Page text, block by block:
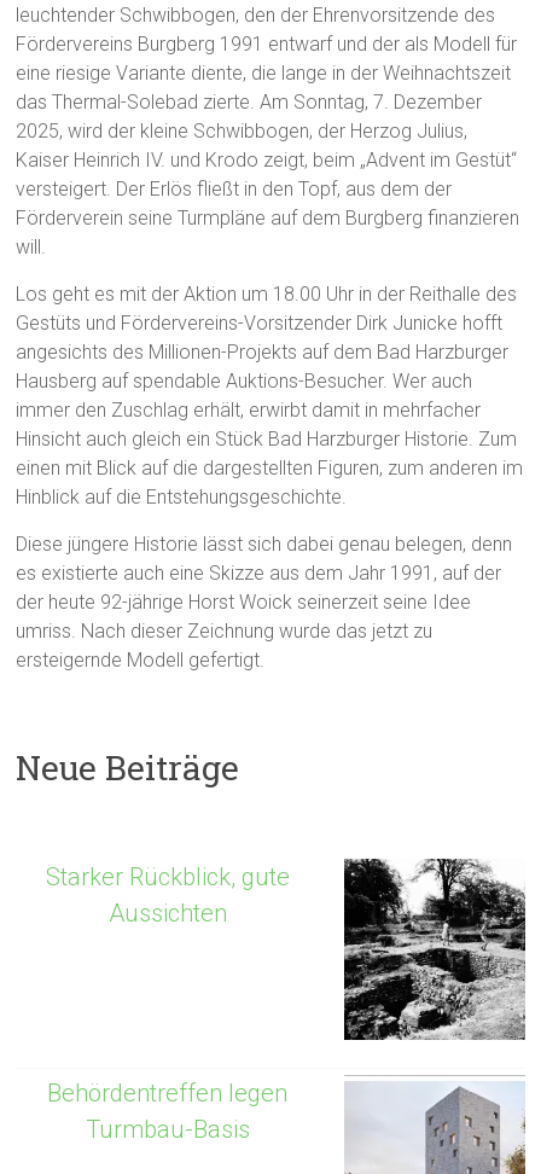
leuchtender Schwibbogen, den der Ehrenvorsitzende des
Fördervereins Burgberg 1991 entwarf und der als Modell für
eine riesige Variante diente, die lange in der Weihnachtszeit
das Thermal-Solebad zierte. Am Sonntag, 7. Dezember
2025, wird der kleine Schwibbogen, der Herzog Julius,
Kaiser Heinrich IV. und Krodo zeigt, beim „Advent im Gestüt“
versteigert. Der Erlös fließt in den Topf, aus dem der
Förderverein seine Turmpläne auf dem Burgberg finanzieren
will.
Los geht es mit der Aktion um 18.00 Uhr in der Reithalle des
Gestüts und Fördervereins-Vorsitzender Dirk Junicke hofft
angesichts des Millionen-Projekts auf dem Bad Harzburger
Hausberg auf spendable Auktions-Besucher. Wer auch
immer den Zuschlag erhält, erwirbt damit in mehrfacher
Hinsicht auch gleich ein Stück Bad Harzburger Historie. Zum
einen mit Blick auf die dargestellten Figuren, zum anderen im
Hinblick auf die Entstehungsgeschichte.
Diese jüngere Historie lässt sich dabei genau belegen, denn
es existierte auch eine Skizze aus dem Jahr 1991, auf der
der heute 92-jährige Horst Woick seinerzeit seine Idee
umriss. Nach dieser Zeichnung wurde das jetzt zu
ersteigernde Modell gefertigt.
Neue Beiträge
Starker Rückblick, gute
Aussichten
Behördentreffen legen
Turmbau-Basis